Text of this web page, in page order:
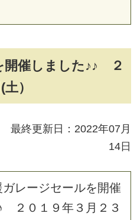
開催しました♪♪ ２
）
最終更新日：2022年07月
14日
ガレージセールを開催
２０１９年３月２３